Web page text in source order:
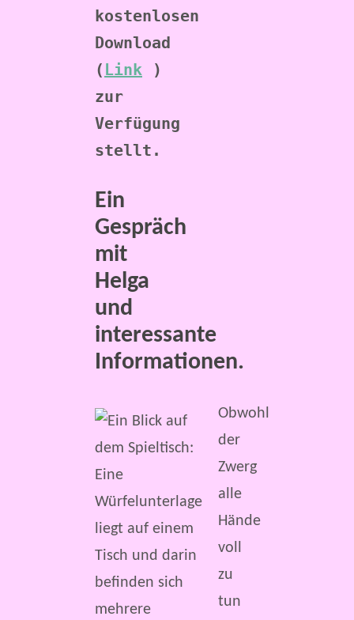
kostenlosen
Download
( Link
)
zur
Verfügung
stellt.
Ein
Gespräch
mit
Helga
und
interessante
Informationen.
Obwohl
der
Zwerg
alle
Hände
voll
zu
tun